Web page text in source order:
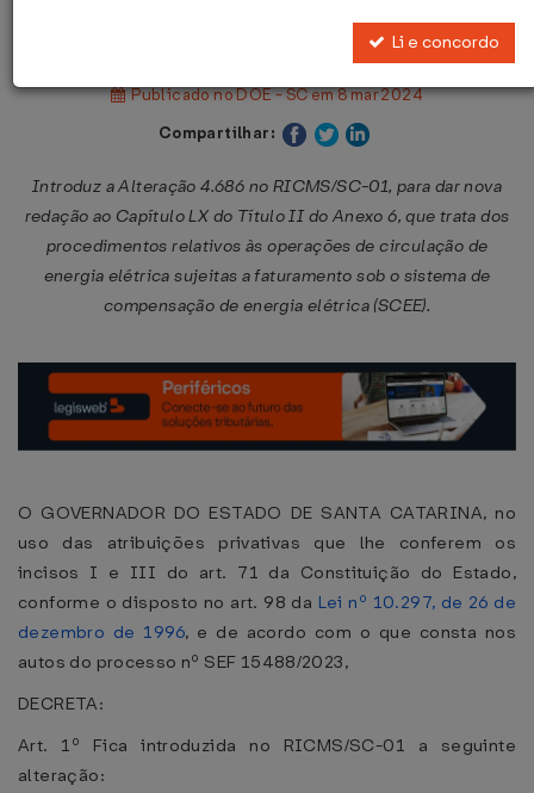
Decreto Nº 502 DE 08/03/2024
Publicado no DOE - SC em 8 mar 2024
Compartilhar:
Introduz a Alteração 4.686 no RICMS/SC-01, para dar nova
redação ao Capítulo LX do Título II do Anexo 6, que trata dos
procedimentos relativos às operações de circulação de
energia elétrica sujeitas a faturamento sob o sistema de
compensação de energia elétrica (SCEE).
O GOVERNADOR DO ESTADO DE SANTA CATARINA, no
uso das atribuições privativas que lhe conferem os
incisos I e III do art. 71 da Constituição do Estado,
conforme o disposto no art. 98 da Lei nº 10.297, de 26 de
dezembro de 1996, e de acordo com o que consta nos
autos do processo nº SEF 15488/2023,
DECRETA:
Art. 1º Fica introduzida no RICMS/SC-01 a seguinte
alteração:
Li e concordo